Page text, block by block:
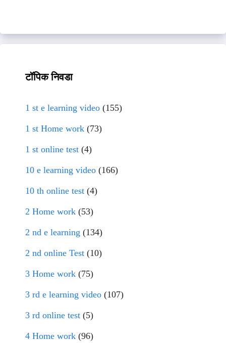
टॉपिक निवडा
1 st e learning video (155)
1 st Home work (73)
1 st online test (4)
10 e learning video (166)
10 th online test (4)
2 Home work (53)
2 nd e learning (134)
2 nd online Test (10)
3 Home work (75)
3 rd e learning video (107)
3 rd online test (5)
4 Home work (96)